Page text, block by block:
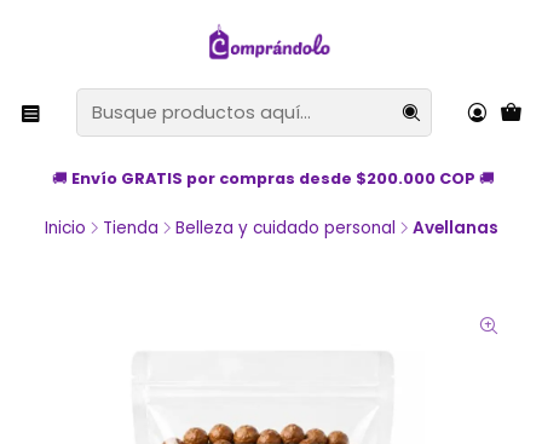
🚚 Envío GRATIS por compras desde $200.000 COP 🚚
Inicio Tienda Belleza y cuidado personal Avellanas